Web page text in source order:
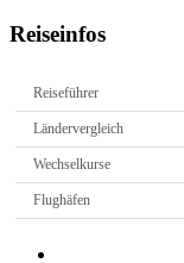
Reiseinfos
Reiseführer
Ländervergleich
Wechselkurse
Flughäfen